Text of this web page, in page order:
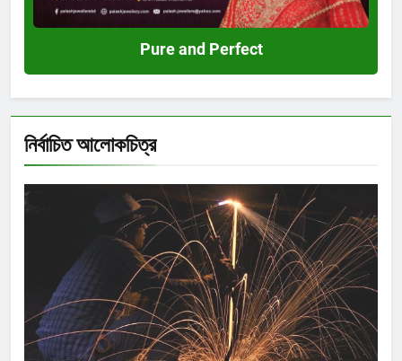
Pure and Perfect
নির্বাচিত আলোকচিত্র